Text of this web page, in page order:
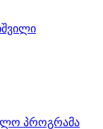
პროგრამა